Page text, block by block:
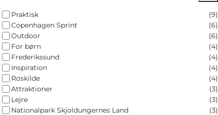
Praktisk (9)
Copenhagen Sprint
(6)
Outdoor
(6)
For børn
(4)
Frederikssund
(4)
Inspiration
(4)
Roskilde
(4)
Attraktioner
(3)
Lejre
(3)
Nationalpark Skjoldungernes Land
(3)
Hvordan kommer jeg til Frederikssund
med toget?
Hvordan kommer jeg til Roskilde med
toget?
Hvornår afholdes Copenhagen Sprint 2026?
Hvad er Copenhagen Sprint?
Hvor finder jeg parkering?